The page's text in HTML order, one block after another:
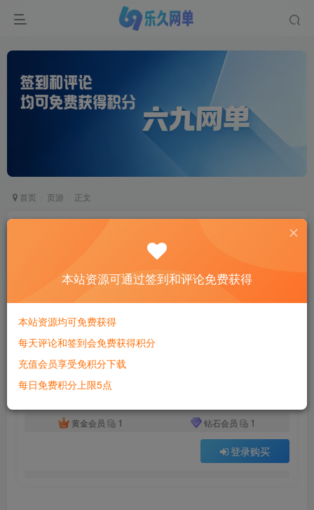
首页 页游 正文
剑刃苍穹网页游戏单机版神龙攻速版高倍爆率类天
六九网单
2个月前更新
关注
2 1.1W+ 560
此内容为付费资源，请付费后查看
黄金会员
1 钻石会员 1
登录购买
付费资源
本站资源可通过签到和评论免费获得
本站资源均可免费获得
每天评论和签到会免费获得积分
充值会员享受免积分下载
每日免费积分上限5点